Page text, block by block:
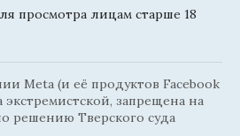
просмотра лицам старше 18
Meta (и её продуктов Facebook
запрещена на
решению Тверского суда